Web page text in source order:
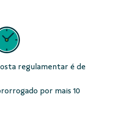
regulamentar é de
por mais 10